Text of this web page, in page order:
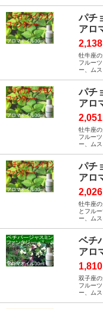
パチ
アロ
牡牛座
フルー
ー、ムス
パチ
アロ
牡牛座
フルー
ー、ムス
パチ
アロ
牡牛座
とフル
ー、ムス
ベチ
アロ
双子座
フルー
ー、ムス